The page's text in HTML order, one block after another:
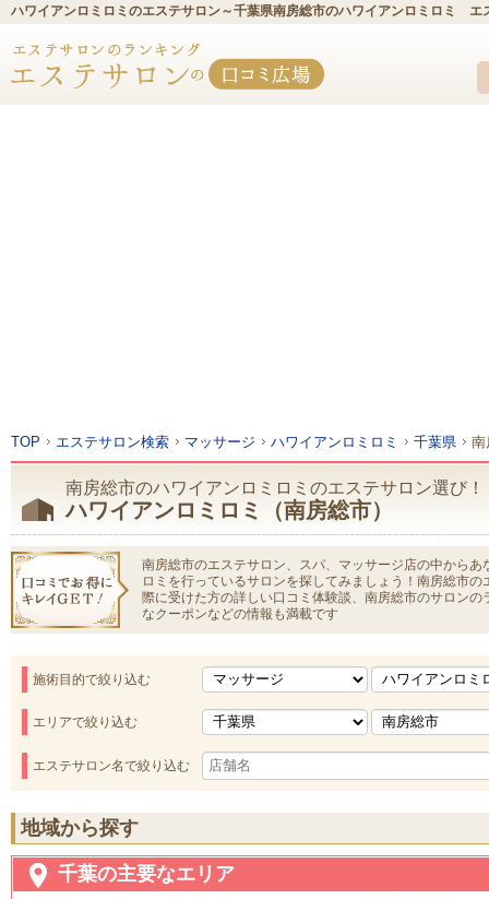
ハワイアンロミロミのエステサロン～千葉県南房総市のハワイアンロミロミ エ
TOP エステサロン検索 マッサージ ハワイアンロミロミ 千葉県 南
南房総市のハワイアンロミロミのエステサロン選び！
ハワイアンロミロミ（南房総市）
南房総市のエステサロン、スパ、マッサージ店の中から
ロミを行っているサロンを探してみましょう！南房総市
際に受けた方の詳しい口コミ体験談、南房総市のサロン
なクーポンなどの情報も満載です
施術目的で絞り込む
エリアで絞り込む
エステサロン名で絞り込む
地域から探す
千葉の主要なエリア